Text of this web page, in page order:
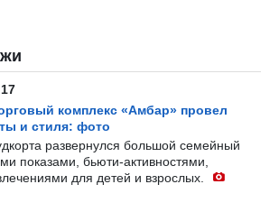
комплекс «Амбар» провел
и стиля: фото
развернулся большой семейный
показами, бьюти-активностями,
для детей и взрослых.